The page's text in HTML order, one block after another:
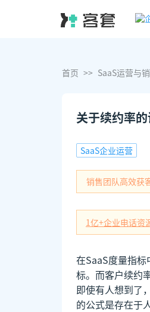
首页 >> SaaS运营与
关于续约率
SaaS企业运营
销售团队高效获
1亿+企业电话资
在SaaS度量指
标。而客户续约
即使有人想到了
的公式是存在于